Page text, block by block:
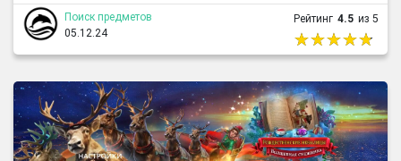
Поиск предметов
05.12.24
Рейтинг 4.5 из 5